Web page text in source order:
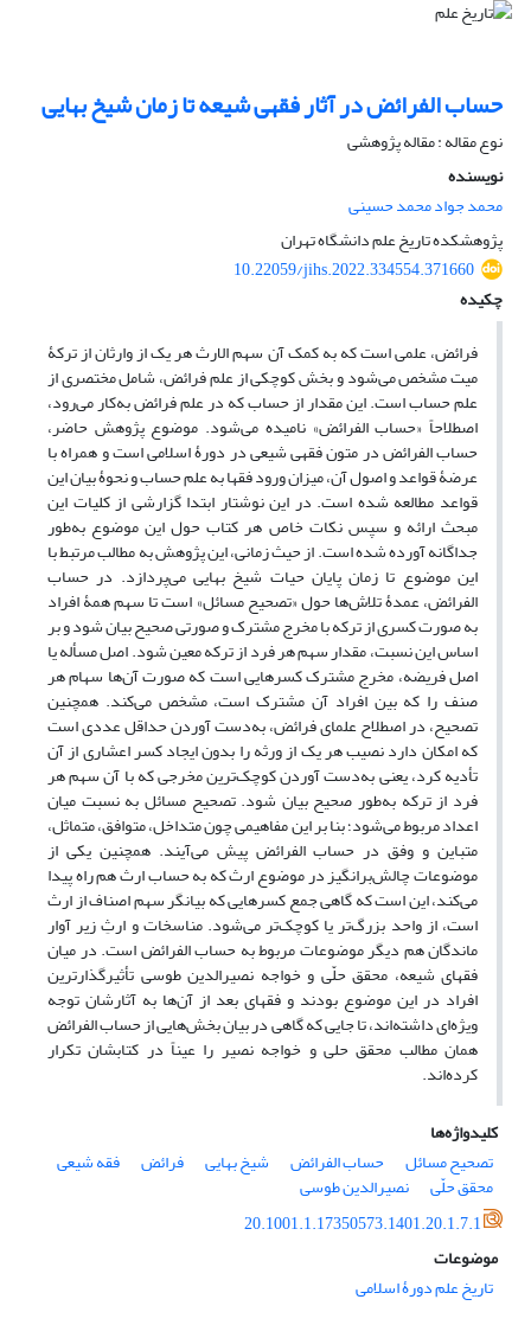
حساب الفرائض در آثار فقهی شیعه تا زمان شیخ بهایی
نوع مقاله : مقاله پژوهشی
نویسنده
محمد جواد محمد حسینی
پژوهشکده تاریخ علم دانشگاه تهران
10.22059/jihs.2022.334554.371660
چکیده
فرائض، علمی است که به کمک آن سهم الارث هر یک از وارثان از ترکۀ
میت مشخص می‌شود و بخش کوچکی از علم فرائض، شامل مختصری از
علم حساب است. این مقدار از حساب که در علم فرائض به‌کار می‌رود،
اصطلاحاً «حساب الفرائض» نامیده می‌شود. موضوع پژوهش حاضر،
حساب الفرائض در متون فقهی شیعی در دورۀ اسلامی است و همراه با
عرضۀ قواعد و اصول آن، میزان ورود فقها به علم حساب و نحوۀ بیان این
قواعد مطالعه شده است. در این نوشتار ابتدا گزارشی از کلیات این
مبحث ارائه و سپس نکات خاص هر کتاب حول این موضوع به‌طور
جداگانه آورده شده است. از حیث زمانی، این پژوهش به مطالب مرتبط با
این موضوع تا زمان پایان حیات شیخ بهایی می‌پردازد. در حساب
الفرائض، عمدۀ تلاش‌ها حول «تصحیح مسائل» است تا سهم همۀ افراد
به صورت کسری از ترکه با مخرج مشترک و صورتی صحیح بیان شود و بر
اساس این نسبت، مقدار سهم هر فرد از ترکه معین شود. اصل مسأله یا
اصل فریضه، مخرج مشترک کسرهایی است که صورت آن‌ها سهام هر
صنف را که بین افراد آن مشترک است، مشخص می‌کند. همچنین
تصحیح، در اصطلاح علمای فرائض، به‌دست آوردن حداقل عددی است
که امکان دارد نصیب هر یک از ورثه را بدون ایجاد کسر اعشاری از آن
تأدیه کرد، یعنی به‌دست آوردن کوچک‌ترین مخرجی که با آن سهم هر
فرد از ترکه به‌طور صحیح بیان شود. تصحیح مسائل به نسبت میان
اعداد مربوط می‌شود؛ بنا بر این مفاهیمی چون متداخل، متوافق، متماثل،
متباین و وفق در حساب الفرائض پیش می‌آیند. همچنین یکی از
موضوعات چالش‌برانگیز در موضوع ارث که به حساب ارث هم راه پیدا
می‌کند، این است که گاهی جمع کسرهایی که بیانگر سهم اصناف از ارث
است، از واحد بزرگ‌تر یا کوچک‌تر می‌شود. مناسخات و ارثِ زیر آوار
ماندگان هم دیگر موضوعات مربوط به حساب الفرائض است. در میان
فقهای شیعه، محقق حلّی و خواجه نصیرالدین طوسی تأثیرگذارترین
افراد در این موضوع بودند و فقهای بعد از آن‌ها به آثارشان توجه
ویژه‌ای داشته‌اند، تا جایی که گاهی در بیان بخش‌هایی از حساب الفرائض
همان مطالب محقق حلی و خواجه نصیر را عیناً در کتابشان تکرار
کرده‌اند.
کلیدواژه‌ها
تصحیح مسائل
حساب الفرائض شیخ بهایی فرائض فقه شیعی
محقق حلّی
نصیرالدین طوسی
20.1001.1.17350573.1401.20.1.7.1
موضوعات
تاریخ علم دورۀ اسلامی